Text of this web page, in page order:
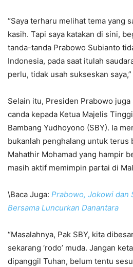
“Saya terharu melihat tema yang
kasih. Tapi saya katakan di sini,
tanda-tanda Prabowo Subianto
Indonesia, pada saat itulah
perlu, tidak usah sukseskan
Selain itu, Presiden Prabowo
canda kepada Ketua Majelis
Bambang Yudhoyono (SBY). Ia
bukanlah penghalang untuk terus
Mahathir Mohamad yang hampir
masih aktif memimpin partai di
\Baca Juga: Prabowo, Jokowi dan
Bersama Luncurkan Danantara
“Masalahnya, Pak SBY, kita
sekarang ‘rodo’ muda. Jangan
dipanggil Tuhan, belum tentu